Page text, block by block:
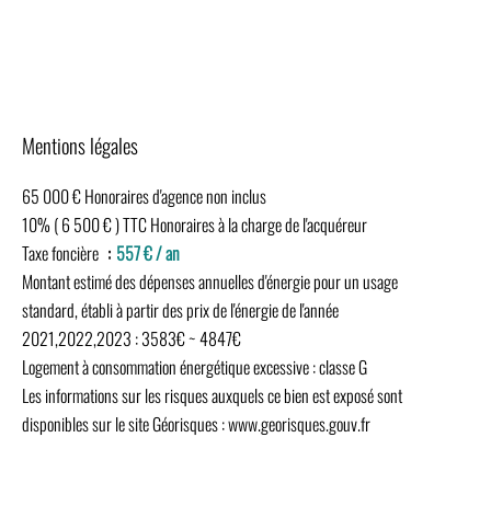
Mentions légales
65 000 € Honoraires d'agence non inclus
10% ( 6 500 € ) TTC Honoraires à la charge de l'acquéreur
Taxe foncière
557 € / an
Montant estimé des dépenses annuelles d'énergie pour un usage
standard, établi à partir des prix de l'énergie de l'année
2021,2022,2023 : 3583€ ~ 4847€
Logement à consommation énergétique excessive : classe G
Les informations sur les risques auxquels ce bien est exposé sont
disponibles sur le site Géorisques : www.georisques.gouv.fr